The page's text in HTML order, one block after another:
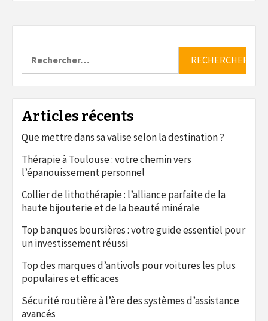
Articles récents
Que mettre dans sa valise selon la destination ?
Thérapie à Toulouse : votre chemin vers
l’épanouissement personnel
Collier de lithothérapie : l’alliance parfaite de la
haute bijouterie et de la beauté minérale
Top banques boursières : votre guide essentiel pour
un investissement réussi
Top des marques d’antivols pour voitures les plus
populaires et efficaces
Sécurité routière à l’ère des systèmes d’assistance
avancés